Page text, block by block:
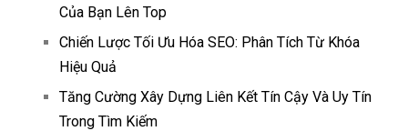
Của Bạn Lên Top
Chiến Lược Tối Ưu Hóa SEO: Phân Tích Từ Khóa
Hiệu Quả
Tăng Cường Xây Dựng Liên Kết Tín Cậy Và Uy Tín
Trong Tìm Kiếm